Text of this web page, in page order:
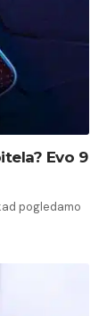
Evo 9
pogledamo